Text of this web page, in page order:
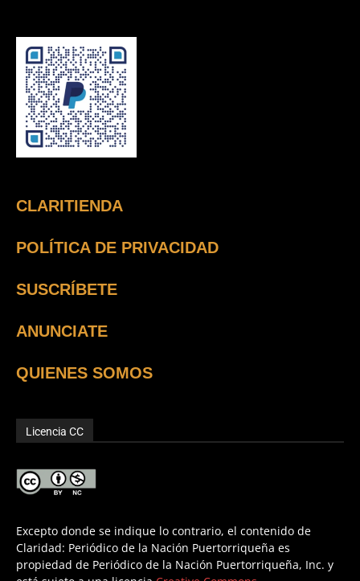
CLARITIENDA
POLÍTICA DE PRIVACIDAD
SUSCRÍBETE
ANUNCIATE
QUIENES SOMOS
Licencia CC
Excepto donde se indique lo contrario, el contenido de
Claridad: Periódico de la Nación Puertorriqueña es
propiedad de Periódico de la Nación Puertorriqueña, Inc. y